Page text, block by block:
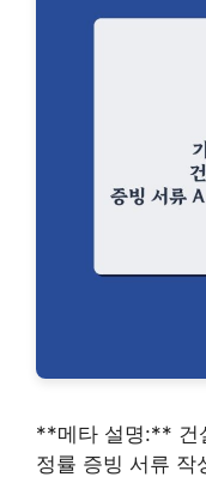
**메타 설명:** 건
정률 증빙 서류 작